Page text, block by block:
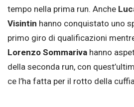
tempo nella prima run. Anche
Visintin hanno conquistato uno
primo giro di qualificazioni
Lorenzo Sommariva hanno
della seconda run, con
ce l’ha fatta per il rotto della